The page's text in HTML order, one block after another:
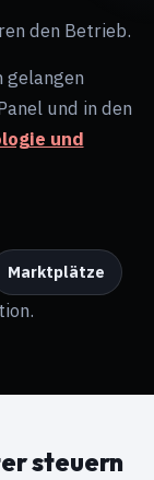
den Betrieb.
und in den
und
Marktplätze
steuern